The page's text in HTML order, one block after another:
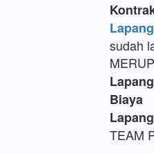
sudah
TEAM